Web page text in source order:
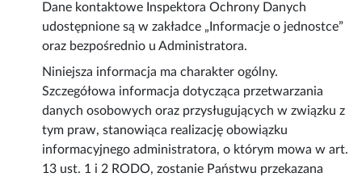
Dane kontaktowe Inspektora Ochrony Danych
udostępnione są w zakładce „Informacje o jednostce”
oraz bezpośrednio u Administratora.
Niniejsza informacja ma charakter ogólny.
Szczegółowa informacja dotycząca przetwarzania
danych osobowych oraz przysługujących w związku z
tym praw, stanowiąca realizację obowiązku
informacyjnego administratora, o którym mowa w art.
13 ust. 1 i 2 RODO, zostanie Państwu przekazana